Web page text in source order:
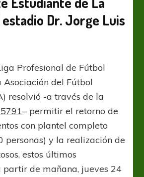
de
amistosos
Dr. Jorge Luis
Profesional de Fútbol
Asociación del Fútbol
resolvió -a través de la
– permitir el retorno de
con plantel completo
personas) y la realización de
estos últimos
partir de mañana, jueves 24